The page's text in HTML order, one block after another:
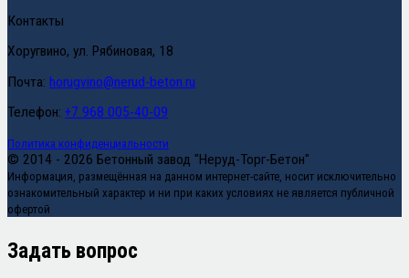
Контакты
Хоругвино, ул. Рябиновая, 18
Почта: horugvino@nerud-beton.ru
Телефон: +7 968 005-40-09
Политика конфиденциальности
© 2014 - 2026 Бетонный завод "Неруд-Торг-Бетон"
Информация, размещённая на данном интернет-сайте, носит исключительно
ознакомительный характер и ни при каких условиях не является публичной
офертой
Задать вопрос